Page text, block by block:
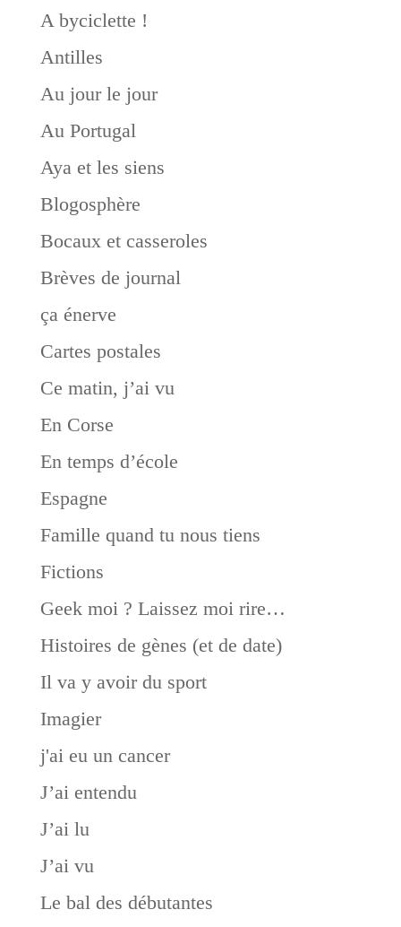
A byciclette !
Antilles
Au jour le jour
Au Portugal
Aya et les siens
Blogosphère
Bocaux et casseroles
Brèves de journal
ça énerve
Cartes postales
Ce matin, j’ai vu
En Corse
En temps d’école
Espagne
Famille quand tu nous tiens
Fictions
Geek moi ? Laissez moi rire…
Histoires de gènes (et de date)
Il va y avoir du sport
Imagier
j'ai eu un cancer
J’ai entendu
J’ai lu
J’ai vu
Le bal des débutantes